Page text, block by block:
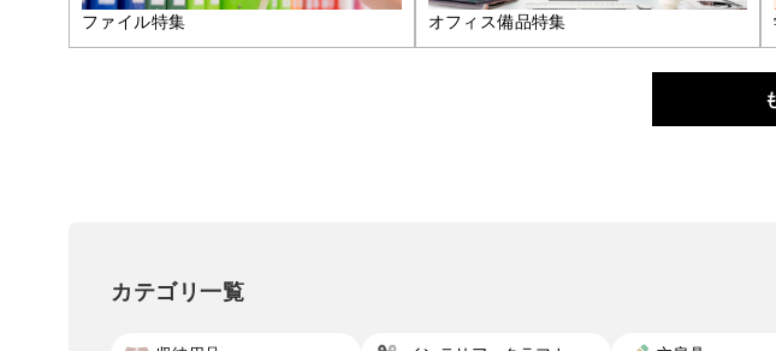
ファイル特集 オフィス備品特集
カテゴリ一覧